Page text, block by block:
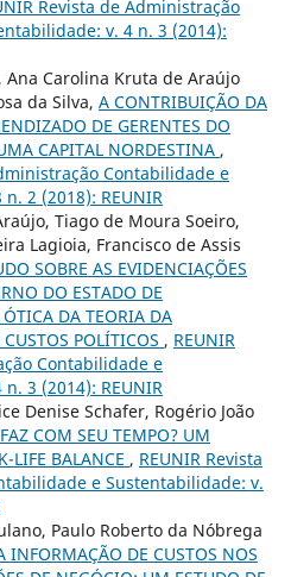
Revista de Administração
v. 4 n. 3 (2014):
Ana Carolina Kruta de Araújo
da Silva, A CONTRIBUIÇÃO DA
DE GERENTES DO
CAPITAL NORDESTINA ,
Contabilidade e
2 (2018): REUNIR
Tiago de Moura Soeiro,
Lagioia, Francisco de Assis
SOBRE AS EVIDENCIAÇÕES
DO ESTADO DE
DA TEORIA DA
POLÍTICOS , REUNIR
Contabilidade e
3 (2014): REUNIR
Denise Schafer, Rogério João
COM SEU TEMPO? UM
LIFE BALANCE , REUNIR Revista
e Sustentabilidade: v.
Paulo Roberto da Nóbrega
INFORMAÇÃO DE CUSTOS NOS